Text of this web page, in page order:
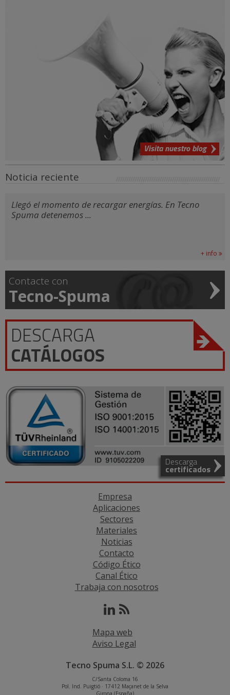
Visita nuestro blog
Noticia reciente
Llegó el momento de recargar energías. En Tecno
Spuma detenemos ...
+ info
Contacte con
Tecno-Spuma
DESCARGA
CATÁLOGOS
Descarga
certificados
Empresa
Aplicaciones
Sectores
Materiales
Noticias
Contacto
Código Ético
Canal Ético
Trabaja con nosotros
Mapa web
Aviso Legal
Tecno Spuma S.L. © 2026
C/Santa Coloma 16
Pol. Ind. Puigtió · 17412 Maçanet de la Selva
Girona (España)